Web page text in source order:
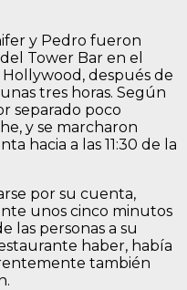
y Pedro fueron
Tower Bar en el
después de
tres horas. Según
separado poco
y se marcharon
hacia a las 11:30 de la
por su cuenta,
unos cinco minutos
las personas a su
haber, había
también